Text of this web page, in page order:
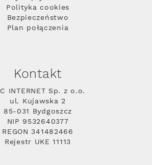
Polityka cookies
Bezpieczeństwo
Plan połączenia
Kontakt
INTERNET Sp. z o.o.
ul. Kujawska 2
85-031 Bydgoszcz
NIP 9532640377
REGON 341482466
Rejestr UKE 11113